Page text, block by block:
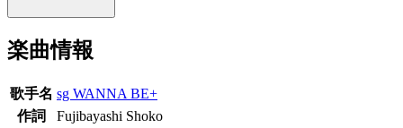
楽曲情報
歌手名 sg WANNA BE+
作詞
Fujibayashi Shoko